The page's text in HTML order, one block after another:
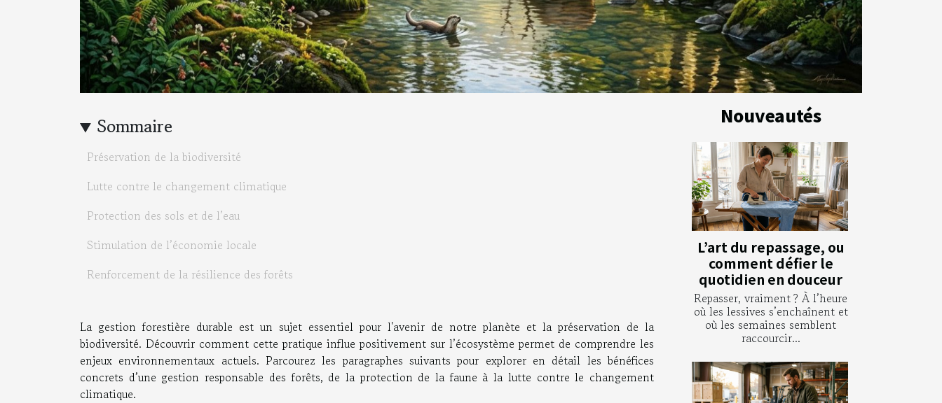
Sommaire
Préservation de la biodiversité
Lutte contre le changement climatique
Protection des sols et de l’eau
Stimulation de l’économie locale
Renforcement de la résilience des forêts
La gestion forestière durable est un sujet essentiel pour l'avenir de notre planète et la préservation de la
biodiversité. Découvrir comment cette pratique influe positivement sur l’écosystème permet de comprendre les
enjeux environnementaux actuels. Parcourez les paragraphes suivants pour explorer en détail les bénéfices
concrets d’une gestion responsable des forêts, de la protection de la faune à la lutte contre le changement
climatique.
Nouveautés
L’art du repassage, ou
comment défier le
quotidien en douceur
Repasser, vraiment ? À l’heure
où les lessives s’enchaînent et
où les semaines semblent
raccourcir...